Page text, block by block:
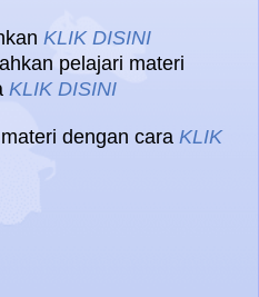
KLIK DISINI
pelajari materi
KLIK DISINI
dengan cara KLIK